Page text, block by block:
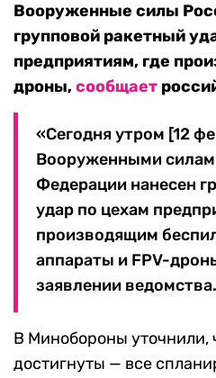
Вооруженные силы
групповой ракетный
предприятиям, где
дроны,сообщает
«Сегодня утром [12
Вооруженными
Федерации нанесен
удар по цехам
производящим
аппараты и FPV-
заявлении ведомства.
В Минобороны уточнили,
достигнуты — все